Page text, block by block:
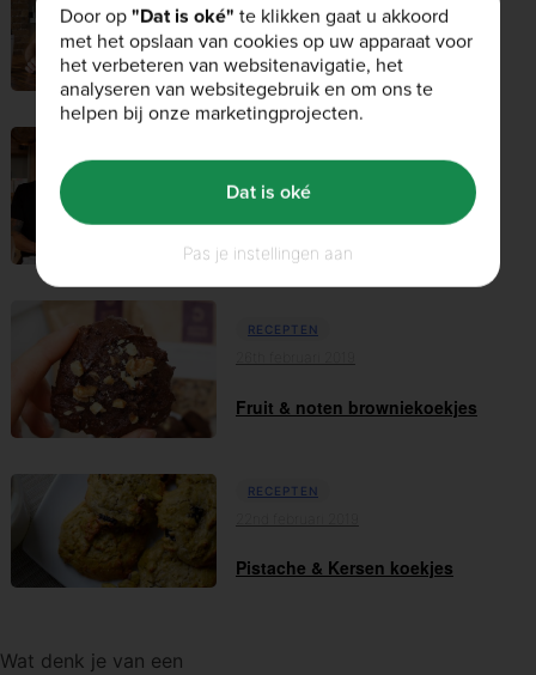
Proteïnerijke bagels met Tom
Daley & Has...
Ontbijt frittata recept met
Hastes kitchen
RECEPTEN
Fruit & noten browniekoekjes
RECEPTEN
Pistache & Kersen koekjes
Wat denk je van een
Door op"Dat is oké" te klikken gaat u akkoord
met het opslaan van cookies op uw apparaat voor
het verbeteren van websitenavigatie, het
analyseren van websitegebruik en om ons te
helpen bij onze marketingprojecten.
Pas je instellingen aan
Dat is oké